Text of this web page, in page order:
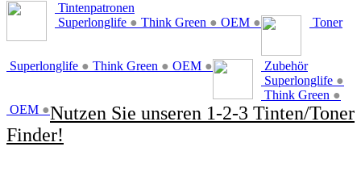
Tintenpatronen
Superlonglife ● Think Green ● OEM ● Toner
Superlonglife ● Think Green ● OEM ●
Zubehör
Superlonglife ●
Think Green ●
OEM ●Nutzen Sie unseren 1-2-3 Tinten/Toner
Finder!